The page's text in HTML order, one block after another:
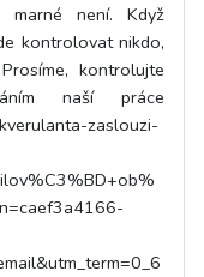
není. Když
kontrolovat nikdo,
kontrolujte
naší práce
zaslouzi-